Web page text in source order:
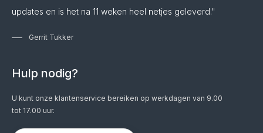
updates en is het na 11 weken heel netjes geleverd."
Gerrit Tukker
Hulp nodig?
U kunt onze klantenservice bereiken op werkdagen van 9.00
tot 17.00 uur.